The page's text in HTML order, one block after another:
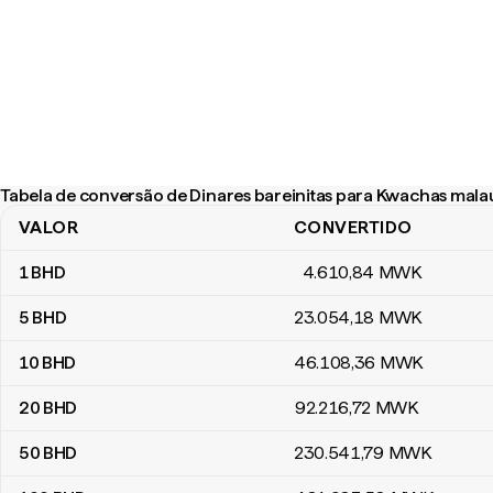
Tabela de conversão de Dinares bareinitas para Kwachas
Tabela de conversão de Dinares bareinitas para Kwachas
VALOR CONVERTIDO
1BHD 4.610,84 MWK
5 BHD 23.054,18 MWK
10 BHD 46.108,36 MWK
20 BHD 92.216,72 MWK
50 BHD 230.541,79 MWK